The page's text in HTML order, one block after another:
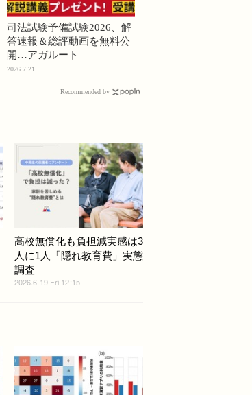
司法試験予備試験2026、解
答速報＆総評動画を無料公
開…アガルート
2026.7.21
Recommended by
高校無償化も負担減実感は3
人に1人「隠れ教育費」実態
調査
2026.6.19 Fri 12:15